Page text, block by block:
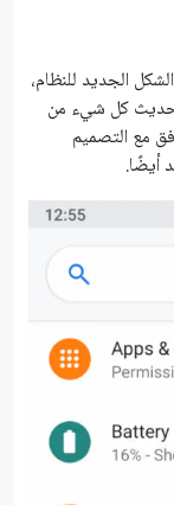
انتباهك عند تجربة أندرويد 9 هو الشكل الجديد للنظام،
أندرويد 8، فقد تم تحديث كل شيء من
مع التصميم
أيضًا.